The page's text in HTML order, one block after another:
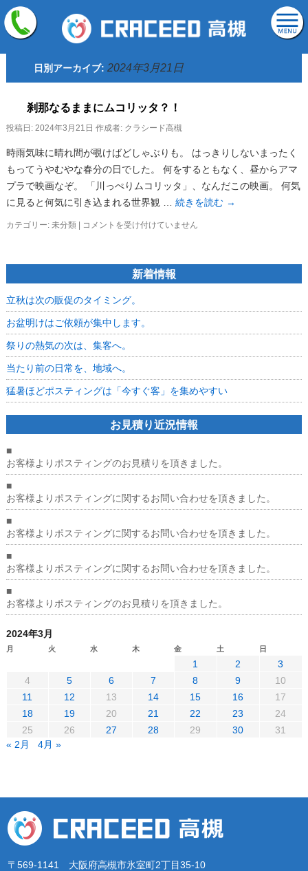
日別アーカイブ: 2024年3月21日
刹那なるままにムコリッタ？！
投稿日: 2024年3月21日 作成者: クラシード高槻
時雨気味に晴れ間が覗けばどしゃぶりも。 はっきりしないまったく
もってうやむやな春分の日でした。 何をするともなく、昼からアマ
プラで映画なぞ。 「川っぺりムコリッタ」、なんだこの映画。 何気
に見ると何気に引き込まれる世界観 … 続きを読む →
カテゴリー: 未分類 | 刹
ま
に
ム
コ
リ
ッ
タ？！
は
コメントを受け付けていません
新着情報
立秋は次の販促のタイミング。
お盆明けはご依頼が集中します。
祭りの熱気の次は、集客へ。
当たり前の日常を、地域へ。
猛暑ほどポスティングは「今すぐ客」を集めやすい
お見積り近況情報
■
お客様よりポスティングのお見積りを頂きました。
■
お客様よりポスティングに関するお問い合わせを頂きました。
■
お客様よりポスティングに関するお問い合わせを頂きました。
■
お客様よりポスティングに関するお問い合わせを頂きました。
■
お客様よりポスティングのお見積りを頂きました。
2024年3月
月 火 水 木 金 土 日
1 2
3
4
5 6 7 8 9
10
11
12 13 14 15 16
17
18
19 20 21 22 23
24
25
26 27 28 29 30
31
« 2月
4月 »
〒569-1141 大阪府高槻市氷室町2丁目35-10